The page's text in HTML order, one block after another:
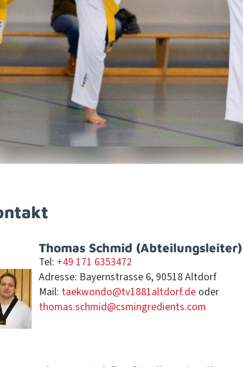
Thomas Schmid (Abteilungsleiter)
Tel: +49 171 6353472
Adresse: Bay­ern­strasse 6, 90518 Altdorf
Mail: taekwondo@tv1881altdorf.de oder
thomas.schmid@csmingredients.com